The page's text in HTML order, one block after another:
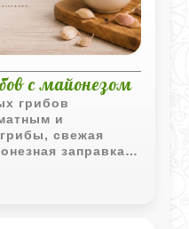
с майонезом
грибов
и
свежая
заправка